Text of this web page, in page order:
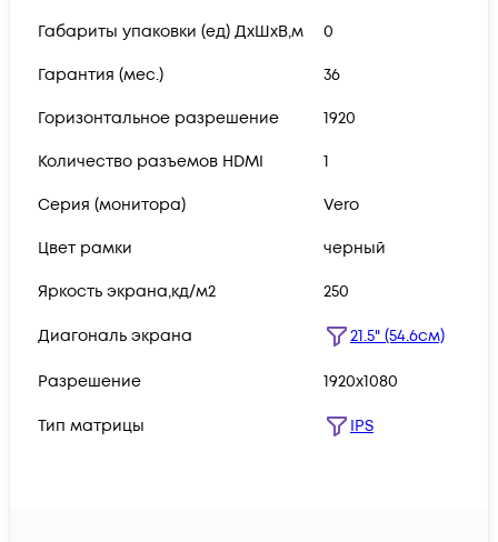
Габариты упаковки (ед) ДхШхВ,м 0
Гарантия (мес.) 36
Горизонтальное разрешение 1920
Количество разъемов HDMI 1
Серия (монитора) Vero
Цвет рамки черный
Яркость экрана,кд/м2 250
Диагональ экрана 21.5" (54.6см)
Разрешение 1920x1080
Тип матрицы IPS